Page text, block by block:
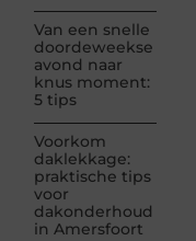
Van een snelle
doordeweekse
avond naar
knus moment:
5 tips
Voorkom
daklekkage:
praktische tips
voor
dakonderhoud
in Amersfoort